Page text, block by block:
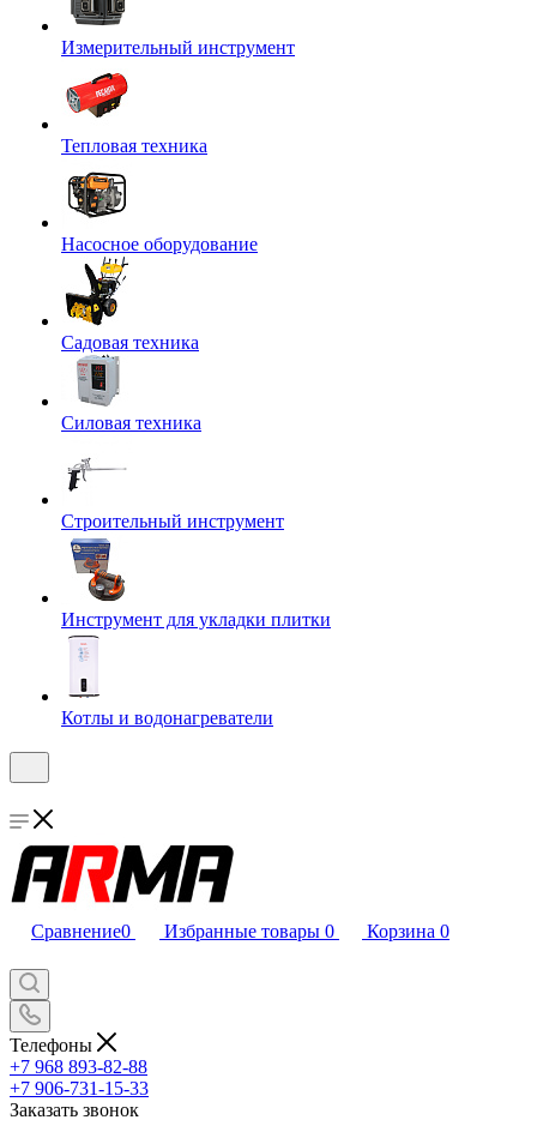
Измерительный инструмент
Тепловая техника
Насосное оборудование
Садовая техника
Силовая техника
Строительный инструмент
Инструмент для укладки плитки
Котлы и водонагреватели
Сравнение0 Избранные товары 0 Корзина 0
Телефоны
+7 968 893-82-88
+7 906-731-15-33
Заказать звонок